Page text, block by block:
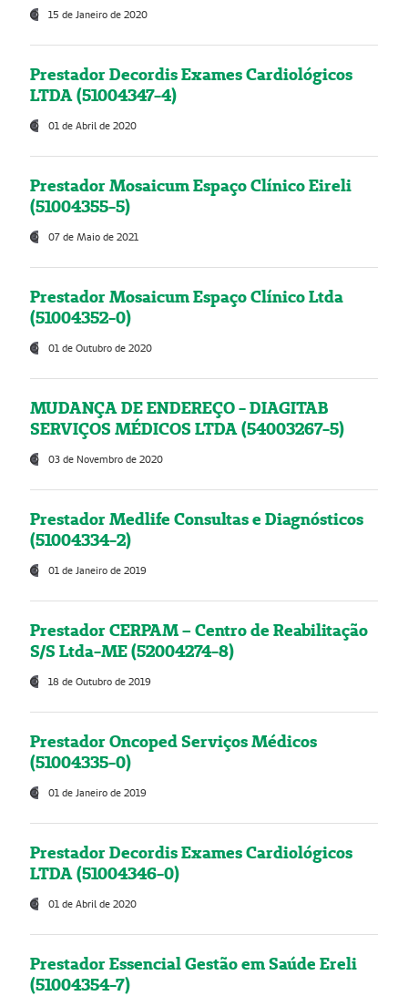
15 de Janeiro de 2020
Prestador Decordis Exames Cardiológicos
LTDA (51004347-4)
01 de Abril de 2020
Prestador Mosaicum Espaço Clínico Eireli
(51004355-5)
07 de Maio de 2021
Prestador Mosaicum Espaço Clínico Ltda
(51004352-0)
01 de Outubro de 2020
MUDANÇA DE ENDEREÇO - DIAGITAB
SERVIÇOS MÉDICOS LTDA (54003267-5)
03 de Novembro de 2020
Prestador Medlife Consultas e Diagnósticos
(51004334-2)
01 de Janeiro de 2019
Prestador CERPAM – Centro de Reabilitação
S/S Ltda-ME (52004274-8)
18 de Outubro de 2019
Prestador Oncoped Serviços Médicos
(51004335-0)
01 de Janeiro de 2019
Prestador Decordis Exames Cardiológicos
LTDA (51004346-0)
01 de Abril de 2020
Prestador Essencial Gestão em Saúde Ereli
(51004354-7)